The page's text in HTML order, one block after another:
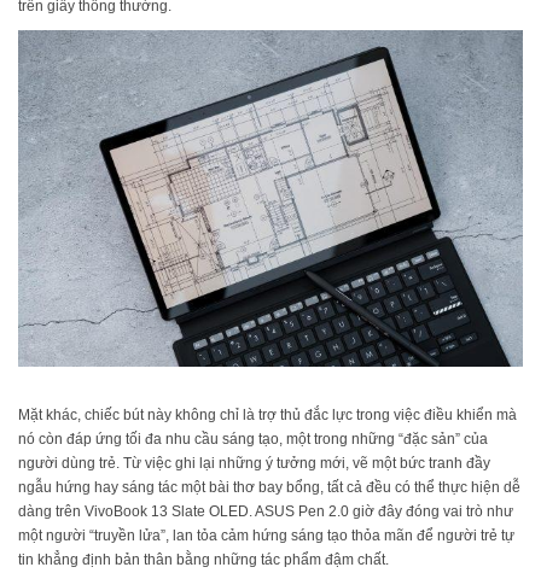
trên giấy thông thường.
Mặt khác, chiếc bút này không chỉ là trợ thủ đắc lực trong việc điều khiển mà
nó còn đáp ứng tối đa nhu cầu sáng tạo, một trong những “đặc sản” của
người dùng trẻ. Từ việc ghi lại những ý tưởng mới, vẽ một bức tranh đầy
ngẫu hứng hay sáng tác một bài thơ bay bổng, tất cả đều có thể thực hiện dễ
dàng trên VivoBook 13 Slate OLED. ASUS Pen 2.0 giờ đây đóng vai trò như
một người “truyền lửa”, lan tỏa cảm hứng sáng tạo thỏa mãn để người trẻ tự
tin khẳng định bản thân bằng những tác phẩm đậm chất.